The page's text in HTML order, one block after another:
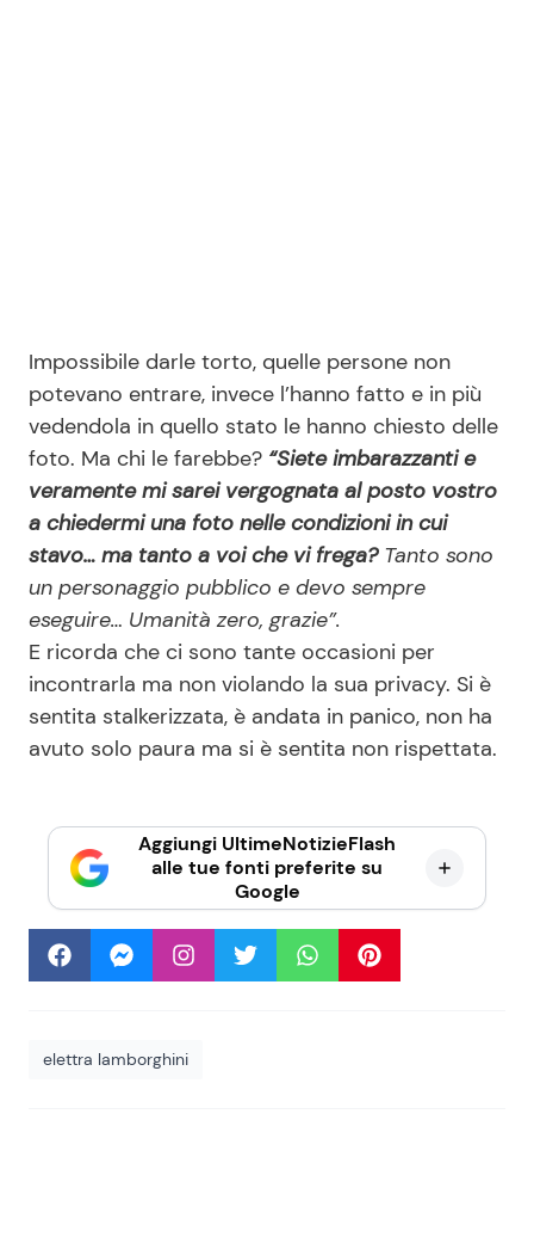
Impossibile darle torto, quelle persone non
potevano entrare, invece l’hanno fatto e in più
vedendola in quello stato le hanno chiesto delle
foto. Ma chi le farebbe? “Siete imbarazzanti e
veramente mi sarei vergognata al posto vostro
a chiedermi una foto nelle condizioni in cui
stavo… ma tanto a voi che vi frega? Tanto sono
un personaggio pubblico e devo sempre
eseguire… Umanità zero, grazie”.
E ricorda che ci sono tante occasioni per
incontrarla ma non violando la sua privacy. Si è
sentita stalkerizzata, è andata in panico, non ha
avuto solo paura ma si è sentita non rispettata.
Aggiungi UltimeNotizieFlash
alle tue fonti preferite su
Google
elettra lamborghini